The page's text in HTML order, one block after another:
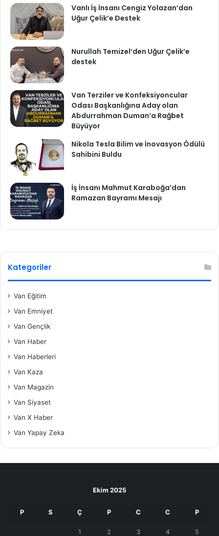
Vanlı İş İnsanı Cengiz Yolazan’dan
Uğur Çelik’e Destek
Nurullah Temizel’den Uğur Çelik’e
destek
Van Terziler ve Konfeksiyoncular
Odası Başkanlığına Aday olan
Abdurrahman Duman’a Rağbet
Büyüyor
Nikola Tesla Bilim ve İnovasyon Ödülü
Sahibini Buldu
İş İnsanı Mahmut Karaboğa’dan
Ramazan Bayramı Mesajı
Kategoriler
Van Eğitim
Van Emniyet
Van Gençlik
Van Haber
Van Haberleri
Van Kaza
Van Magazin
Van Siyaset
Van X Haber
Van Yapay Zeka
Ekim 2025
P S Ç P C C P
1 2 3 4 5